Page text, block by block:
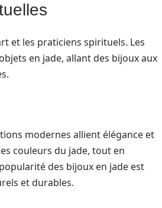
et les praticiens spirituels. Les
en jade, allant des bijoux aux
modernes allient élégance et
couleurs du jade, tout en
des bijoux en jade est
et durables.